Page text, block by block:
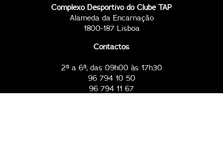
Complexo Desportivo do Clube TAP
Alameda da Encarnação
1800-187 Lisboa
Contactos
2ª a 6ª, das 09h00 às 17h30
96 794 10 50
96 794 11 67